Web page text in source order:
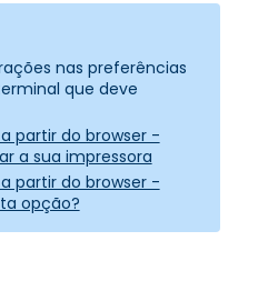
nas preferências
que deve
partir do browser -
a sua impressora
partir do browser -
opção?